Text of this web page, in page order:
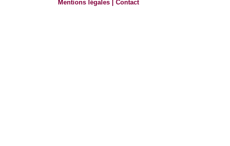
Mentions légales |Contact